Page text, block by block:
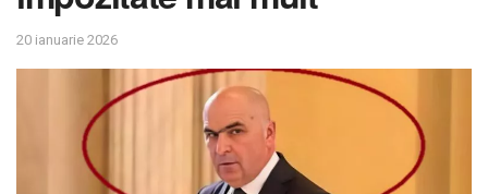
20 ianuarie 2026